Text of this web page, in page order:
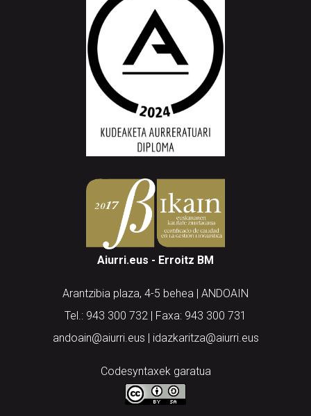
Aiurri.eus - Erroitz BM
Arantzibia plaza, 4-5 behea | ANDOAIN
Tel.: 943 300 732 | Faxa: 943 300 731
andoain@aiurri.eus | idazkaritza@aiurri.eus
Codesyntaxek garatua